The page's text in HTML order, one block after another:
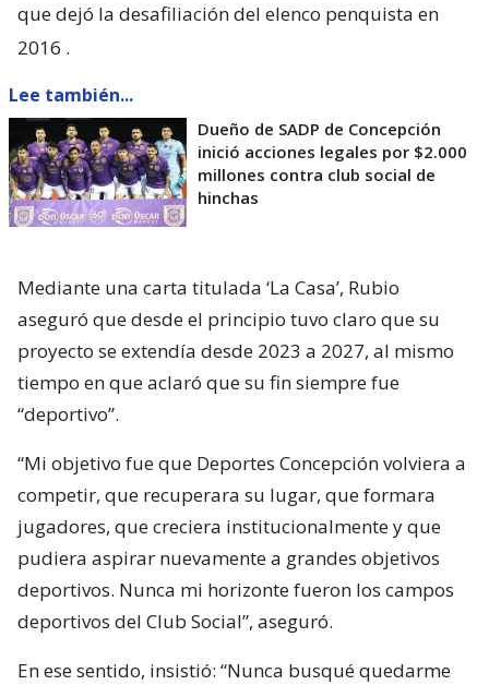
que dejó la desafiliación del elenco penquista en
2016 .
Lee también...
Dueño de SADP de Concepción
inició acciones legales por $2.000
millones contra club social de
hinchas
Mediante una carta titulada ‘La Casa’, Rubio
aseguró que desde el principio tuvo claro que su
proyecto se extendía desde 2023 a 2027, al mismo
tiempo en que aclaró que su fin siempre fue
“deportivo”.
“Mi objetivo fue que Deportes Concepción volviera a
competir, que recuperara su lugar, que formara
jugadores, que creciera institucionalmente y que
pudiera aspirar nuevamente a grandes objetivos
deportivos. Nunca mi horizonte fueron los campos
deportivos del Club Social”, aseguró.
En ese sentido, insistió: “Nunca busqué quedarme